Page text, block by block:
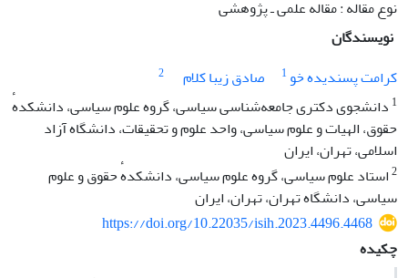
نوع مقاله : مقاله علمی ـ پژوهشی
نویسندگان
کرامت پسندیده خو1 صادق زیبا کلام
2
1 دانشجوی دکتری جامعه‌شناسی سیاسی، گروه علوم سیاسی، دانشکدهٔ
حقوق، الهیات و علوم سیاسی، واحد علوم و تحقیقات، دانشگاه آزاد
اسلامی، تهران، ایران
2استاد علوم سیاسی، گروه علوم سیاسی، دانشکدهٔ حقوق و علوم
سیاسی، دانشگاه تهران، تهران، ایران
https://doi.org/10.22035/isih.2023.4496.4468
چکیده